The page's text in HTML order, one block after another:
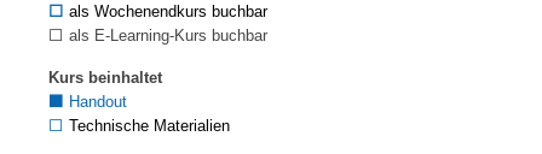
⬜ als Wochenendkurs buchbar
⬜ als E-Learning-Kurs buchbar
Kurs beinhaltet
Handout
⬜ Technische Materialien